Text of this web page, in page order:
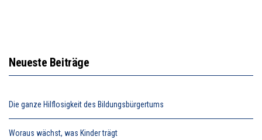
Neueste Beiträge
Die ganze Hilflosigkeit des Bildungsbürgertums
Woraus wächst, was Kinder trägt